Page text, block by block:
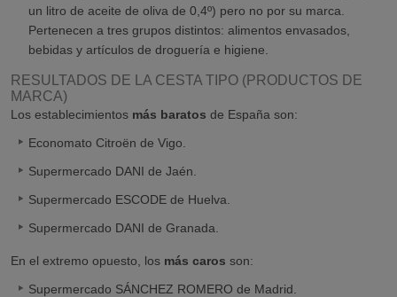
un litro de aceite de oliva de 0,4º) pero no por su marca.
Pertenecen a tres grupos distintos: alimentos envasados,
bebidas y artículos de droguería e higiene.
RESULTADOS DE LA CESTA TIPO (PRODUCTOS DE
MARCA)
Los establecimientos más baratos de España son:
Economato Citroën de Vigo.
Supermercado DANI de Jaén.
Supermercado ESCODE de Huelva.
Supermercado DANI de Granada.
En el extremo opuesto, los más caros son:
Supermercado SÁNCHEZ ROMERO de Madrid.